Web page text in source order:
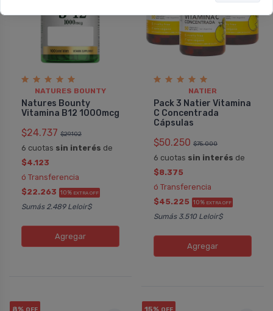
NATURES BOUNTY
Natures Bounty
Vitamina B12 1000mcg
$24.737 $29.102
6 cuotas sin interés de
$4.123
ó Transferencia
$22.263 10% EXTRA OFF
Sumás 2.489 Leloir$
Agregar
NATIER
Pack 3 Natier Vitamina
C Concentrada
Cápsulas
$50.250 $75.000
6 cuotas sin interés de
$8.375
ó Transferencia
$45.225 10% EXTRA OFF
Sumás 3.510 Leloir$
Agregar
8% OFF 15% OFF